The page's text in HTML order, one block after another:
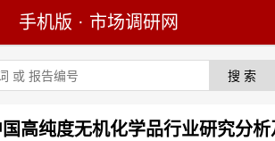
手机版 · 市场调研网
高纯度无机化学品行业研究分析